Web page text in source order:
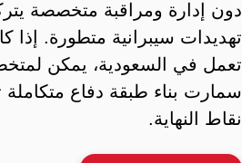
دون إدارة ومراقبة متخصصة
تهديدات سيبرانية متطورة. إذا
تعمل في السعودية، يمكن
سمارت بناء طبقة دفاع
نقاط النهاية.